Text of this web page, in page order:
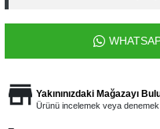
Yakınınızdaki Mağazayı
Ürünü incelemek veya denemek